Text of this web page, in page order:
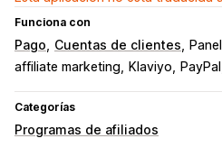
Funciona con
Pago Cuentas de clientes
affiliate marketing
Klaviyo PayPal
Categorías
Programas de afiliados